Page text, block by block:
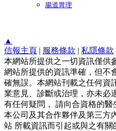
腸道胃理
▲
信報主頁 | 服務條款 | 私隱條款
本網站所提供之一切資訊僅供
網站所提供的資訊準確，但不
確無誤。本網站刊載之任何資
業意見、診斷或治理，亦未必
有任何疑問， 請向合資格的醫
本公司及其合作夥伴及第三方
站 所載資訊而引起或與之有